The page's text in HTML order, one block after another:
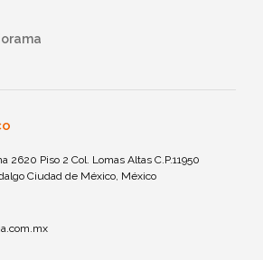
2620 Piso 2 Col. Lomas Altas C.P.11950
Ciudad de México, México